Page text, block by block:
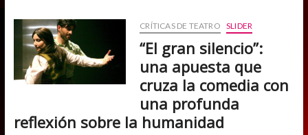
estrena
su
obra
número
100
en
CRÍTICAS DE TEATRO SLIDER
“El gran silencio”:
una apuesta que
cruza la comedia con
una profunda
reflexión sobre la humanidad